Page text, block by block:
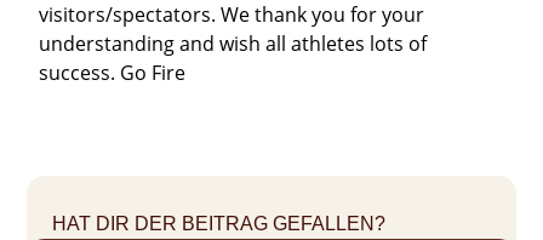
visitors/spectators. We thank you for your
understanding and wish all athletes lots of
success. Go Fire
HAT DIR DER BEITRAG GEFALLEN?